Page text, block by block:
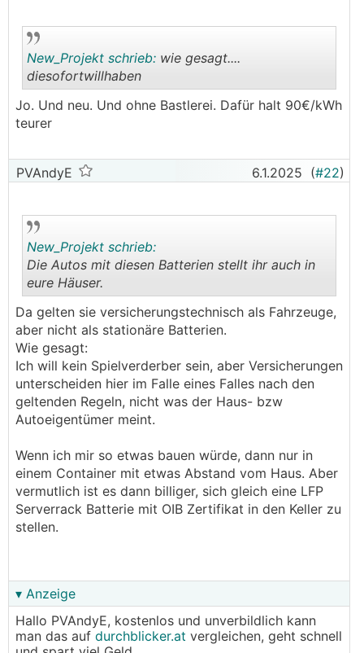
würde der Speicher angeschlossen werden)
6,48kWp / 8200kWh/a
Gartenhausanlage Nord5° - SMA
Garagenanlage Flach und verschattet - Huawei
5,74kWp / 4300kWh/a
Probleme:
Der Fronius WR kann den Speicher nur mit maximal
5-6,5kW (man liest unterschiedliche Angaben) laden
und entladen. Das heißt ich kann das E-Auto auch
nur mit dieser Leistung über Nacht laden, dadurch ist
natürlich der Wirkungsgrad schlechter.
Amortisationsrechnung:
Meine PV Anlagen laufen nun schon einige Jahre
das heißt ich habe recht gute Produktionswerte und
weiß wie die Autarkie derzeit aussieht. Aufgrund des
22kWh Speicher erwarte ich mir dass ich von April
bis September trotz E-Auto mehr oder weniger
Autark unterwerden sein kann. Über die restlichen
pro Jahr über den Speicher laufen lassen können.
Zusätzlich habe ich noch drei Kostenszenarien
dargestellt:
"derzeit" - gelb dargestellt (7,5ct/kWh Einspeisung
New_Projekt schrieb: wie gesagt....
diesofortwillhaben
Jo. Und neu. Und ohne Bastlerei. Dafür halt 90€/kWh
teurer
PVAndyE 6.1.2025 (#22)
..
New_Projekt schrieb:
Die Autos mit diesen Batterien stellt ihr auch in
eure Häuser.
Da gelten sie versicherungstechnisch als Fahrzeuge,
aber nicht als stationäre Batterien.
Wie gesagt:
Ich will kein Spielverderber sein, aber Versicherungen
unterscheiden hier im Falle eines Falles nach den
geltenden Regeln, nicht was der Haus- bzw
Autoeigentümer meint.
Wenn ich mir so etwas bauen würde, dann nur in
einem Container mit etwas Abstand vom Haus. Aber
vermutlich ist es dann billiger, sich gleich eine LFP
Serverrack Batterie mit OIB Zertifikat in den Keller zu
stellen.
▾ Anzeige
Hallo PVAndyE, kostenlos und unverbildlich kann
man das auf durchblicker.at vergleichen, geht schnell